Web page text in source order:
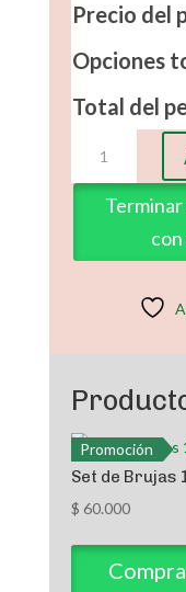
Precio del
Opciones
Total del
cantidad
Promoción
Set de Brujas
$ 60.000